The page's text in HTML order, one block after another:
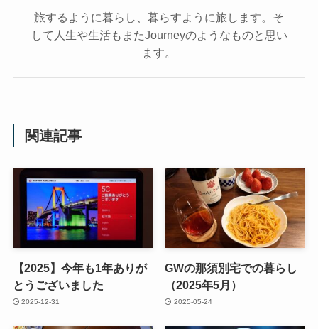
旅するように暮らし、暮らすように旅します。そ
して人生や生活もまたJourneyのようなものと思い
ます。
関連記事
【2025】今年も1年ありが
とうございました
2025-12-31
GWの那須別宅での暮らし
（2025年5月）
2025-05-24